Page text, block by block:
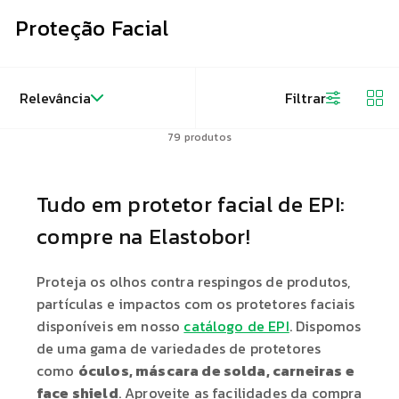
Proteção Facial
Relevância Filtrar
79 produtos
Tudo em protetor facial de EPI:
compre na Elastobor!
Proteja os olhos contra respingos de produtos,
partículas e impactos com os protetores faciais
disponíveis em nosso catálogo de EPI. Dispomos
de uma gama de variedades de protetores
como óculos, máscara de solda, carneiras e
face shield. Aproveite as facilidades da compra